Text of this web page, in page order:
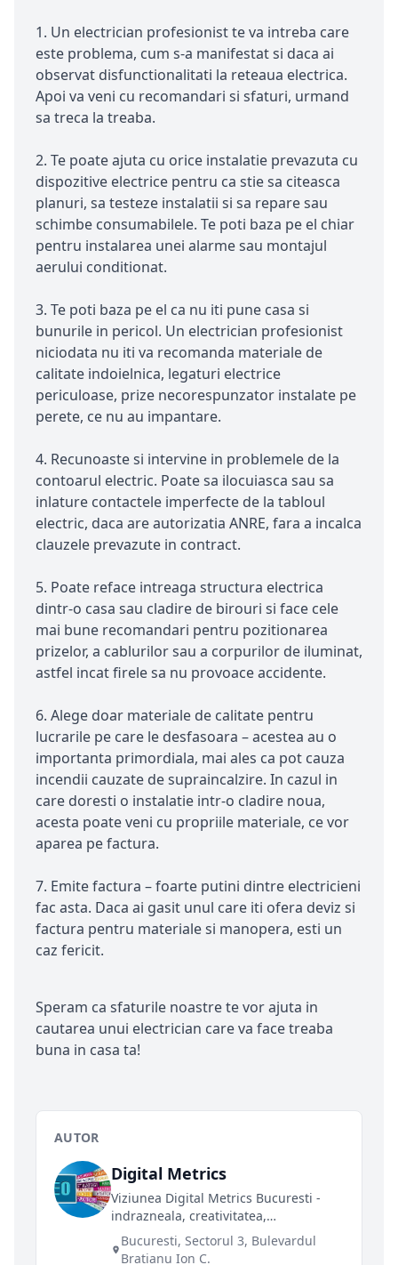
1. Un electrician profesionist te va intreba care
este problema, cum s-a manifestat si daca ai
observat disfunctionalitati la reteaua electrica.
Apoi va veni cu recomandari si sfaturi, urmand
sa treca la treaba.
2. Te poate ajuta cu orice instalatie prevazuta cu
dispozitive electrice pentru ca stie sa citeasca
planuri, sa testeze instalatii si sa repare sau
schimbe consumabilele. Te poti baza pe el chiar
pentru instalarea unei alarme sau montajul
aerului conditionat.
3. Te poti baza pe el ca nu iti pune casa si
bunurile in pericol. Un electrician profesionist
niciodata nu iti va recomanda materiale de
calitate indoielnica, legaturi electrice
periculoase, prize necorespunzator instalate pe
perete, ce nu au impantare.
4. Recunoaste si intervine in problemele de la
contoarul electric. Poate sa ilocuiasca sau sa
inlature contactele imperfecte de la tabloul
electric, daca are autorizatia ANRE, fara a incalca
clauzele prevazute in contract.
5. Poate reface intreaga structura electrica
dintr-o casa sau cladire de birouri si face cele
mai bune recomandari pentru pozitionarea
prizelor, a cablurilor sau a corpurilor de iluminat,
astfel incat firele sa nu provoace accidente.
6. Alege doar materiale de calitate pentru
lucrarile pe care le desfasoara – acestea au o
importanta primordiala, mai ales ca pot cauza
incendii cauzate de supraincalzire. In cazul in
care doresti o instalatie intr-o cladire noua,
acesta poate veni cu propriile materiale, ce vor
aparea pe factura.
7. Emite factura – foarte putini dintre electricieni
fac asta. Daca ai gasit unul care iti ofera deviz si
factura pentru materiale si manopera, esti un
caz fericit.
Speram ca sfaturile noastre te vor ajuta in
cautarea unui electrician care va face treaba
buna in casa ta!
AUTOR
Digital Metrics
Viziunea Digital Metrics Bucuresti -
indrazneala, creativitatea,
promptitudinea si atentia pentru
detalii definesc agentia Digital Metrics
Bucuresti, Sectorul 3, Bulevardul
Bratianu Ion C.